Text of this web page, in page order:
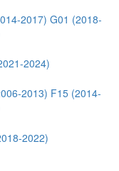
2017) G01 (2018-
2024)
2013) F15 (2014-
2022)